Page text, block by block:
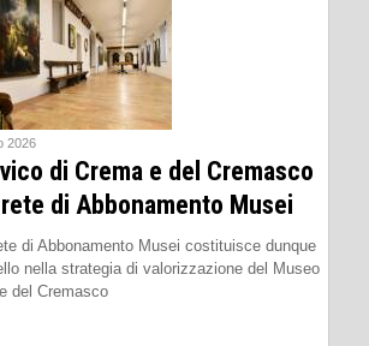
2026
di Crema e del Cremasco
di Abbonamento Musei
di Abbonamento Musei costituisce dunque
nella strategia di valorizzazione del Museo
del Cremasco